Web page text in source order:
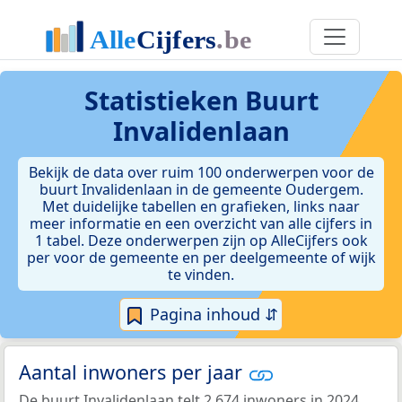
Statistieken Buurt
Invalidenlaan
Bekijk de data over ruim 100 onderwerpen voor de
buurt Invalidenlaan in de gemeente Oudergem.
Met duidelijke tabellen en grafieken, links naar
meer informatie en een overzicht van alle cijfers in
1 tabel. Deze onderwerpen zijn op AlleCijfers ook
per voor de gemeente en per deelgemeente of wijk
te vinden.
Pagina inhoud ⇵
Aantal inwoners per jaar